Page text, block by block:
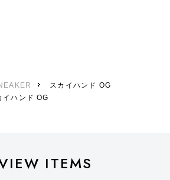
スカイハンド OG
イハンド OG
ITEMS